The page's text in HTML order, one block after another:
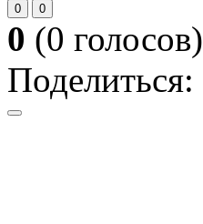
0 0
0 (0 голосов)
Поделиться: